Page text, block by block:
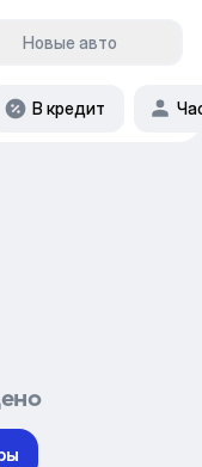
Новые авто
В кредит